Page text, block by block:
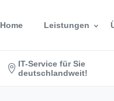
Home Leistungen
IT-Service für Sie
deutschlandweit!